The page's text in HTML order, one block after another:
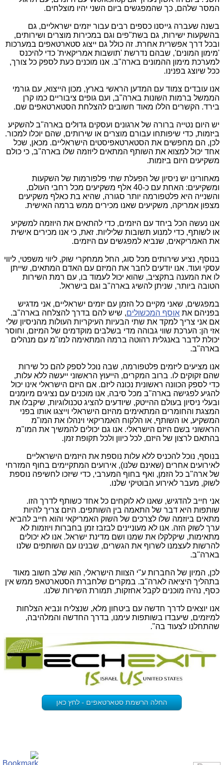
המסר שלהם, כך שהמפגשים ביום השני יהיו מוצלחים.
בשנה שעברה גייסנו כספים רבים עבור יזמים ישראליים, גם
בהשקעות ישירות, גם בשת"פים וגם במכירות מוצרים ושירותים,
ובכל דרך אפשרית אחרת. זה כולל גם ייצוג סטארטאפים במערכות
'מימון המונים', שבהם נדרשת 'תושבות אמריקאית' כדי להיכנס
למערכת מימון ההמונים בארה"ב. אנו מוכנים כעת לספק כל צורך,
ככל שיוצג בפנינו.
אנו עובדים צמוד עם המדען הראשי בארץ, מכון הייצוא, עם גורמי
הממשל ברמות השונות בארה"ב, ועם גופים ציבוריים כמו קרן
בירד. הקשרים הללו מאוד חשובים להצלחת הסטארטאפים שם.
יש היום נטייה ברורה של ארגונים ועסקים גדולים בארה"ב להשקיע
ביזמות, כדי שיפותחו עבורם מוצרים או שירותים, שהם יוכלו למכור.
לכן, הם מחפשים את הסטארטאפיסטים הישראליים. מכאן, שכל
אחד יכול למצוא את השותף המתאים ליוזמה שלו בארה"ב, כי כולם
משקיעים היום ביזמות.
מאחורינו יש ניסיון של הפעלת שתי פלפורמות של השקעות
ומשקיעים: האחת עם כ-40 אלף משקיעים מכל רחבי העולם,
והשנייה היא פלטפורמה יותר סגורה, שהיא בת כאלף משקיעים
מצפון אמריקה, משקיעים שאנו מכירים ממש ברמה האישית.
אנו נעשה הכל ביחד עם היזמים, כדי להתאים את היוזמה למשקיע
או לשותף, כדי למנוע תשובות שליליות. זאת, כי אנו מכירים אישית
את האמריקאים, שנביא למפגשים עם היזמים.
בנוסף, נציע שירותים מכל סוג, החל ממחקרי שוק, ליווי משפטי, ליווי
עסקי ועוד. אנו יודעים לחבר את המיזם עם האדם המתאים, שייתן
לו את המענה בתקציב, שהוא יכול לעמוד בו, עם רמת השירות
הטובה ביותר, שניתן להשיג בארה"ב וגם בישראל.
במפגשים, שאני מקיים כל הזמן עם יזמים ישראליים, אני מדגיש
בפניהם את אוסף המכשולים, שיש להם בדרך להצלחה בארה"ב.
אם אני צריך למקד את שתי הבעיות העיקריות העולות מהניסיון שלי
אזי הן: הערכת שווי גבוהה מדי בשלבים מוקדמים של המיזם, וחוסר
יכולת לדבר באנגלית רהוטה ברמה המתאימה למו"מ עם מנהלים
בארה"ב.
אנו מציעים ליזמים פלטפורמה, שבה נוכל לספק להם כל שירות
שהם זקוקים לו. ברוב המקרים, הייעוץ הראשוני ייעשה ללא עלות,
כדי לספק הכוונה ראשונית נכונה ליזם. אם היזם הישראלי אינו יכול
להגיע לפגישה בארה"ב מכל סיבה, אנו מוכנים עם נציגים מיומנים
ובעלי ניסיון בעולם ההייטק, שיודעים להציג טכנולוגיות, שיקבלו את
המצגת והחומרים המתאימים מהיזם הישראלי וייצגו אותו בפני
המשקיע, או השותף, או הלקוח האמריקאי וינהלו את המו"מ
הראשוני בשם היזם הישראלי. אנו גם יכולים להמשיך את המו"מ
בהתאם לרצון של היזם, לכל כיוון ולכל תקופת זמן.
בנוסף, נוכל להכניס ללא עלות נוספת את היזמים הישראליים
לאירועים אחרים (שאינם שלנו), אירועים המתקיימים בחוף המזרחי
של ארה"ב כל הזמן, ואף בחוף המערבי, כדי שיזכו לחשיפה נוספת
לשוק, מעבר לאירוע הבוטיקי שלנו.
אני חייב להדגיש, שאנו לא לוקחים כל אחד כשותף לדרך הזו.
שותפות היא דבר של התאמה בין השותפים. היזם צריך להיות
מתאים ביוזמה שלו לצרכים של השוק האמריקאי והוא חייב להביא
ערך לשוק הזה. אנו לא מעוניינים לבזבז זמן בחברות ויוזמות לא
מתאימות, שיקלקלו את שמנו ושם מדינת ישראל. אנו לא יכולים
להרשות לעצמנו לשרוף את הגשרים, שבנינו עם השותפים שלנו
בארה"ב.
לכן, המיון של החברות ע"י הצוות הישראלי, הוא שלב חשוב מאוד
בתהליך היציאה לארה"ב. במקרים שלחברת הסטארטאפ ממש אין
כסף, נהיה מוכנים לקבל אחזקות, תמורת השירות שלנו.
אנו יוצאים לדרך חדשה עם ביטחון מלא, שנצליח ונביא הצלחות
למיזמים, שיעבדו בשותפות עימנו, בדרך החדשה והמלהיבה,
שהתחלנו לצעוד בה".
החלה הרשמת סטארטאפים - לחץ כאן